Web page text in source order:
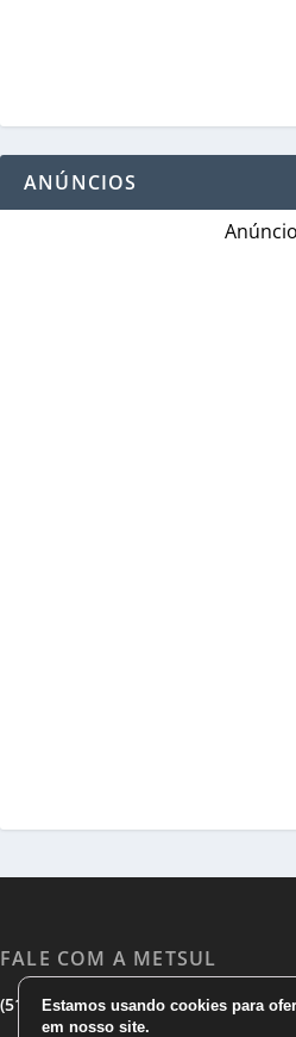
ANÚNCIOS
FALE COM A METSUL
(51) 3533 1983|(51)3785 7752|
Estamos usando cookies para
em nosso site.